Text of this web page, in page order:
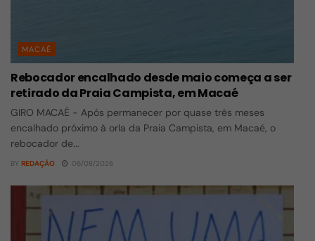
MACAÉ
Rebocador encalhado desde maio começa a ser
retirado da Praia Campista, em Macaé
GIRO MACAÉ - Após permanecer por quase três meses
encalhado próximo à orla da Praia Campista, em Macaé, o
rebocador de...
BY REDAÇÃO 06/08/2026